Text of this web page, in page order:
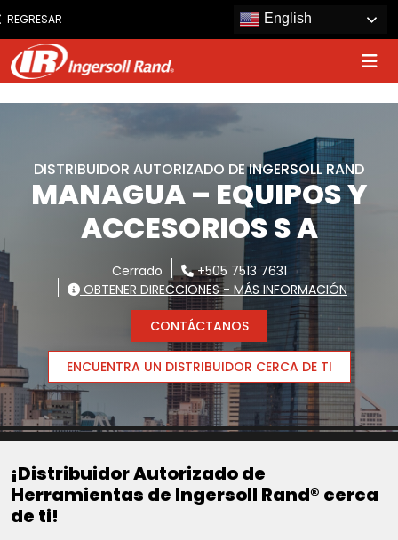
www.ingersollrand.com
Jump
content
REGRESAR English
DISTRIBUIDOR AUTORIZADO DE INGERSOLL RAND
MANAGUA – EQUIPOS Y
ACCESORIOS S A
Cerrado
+505 7513 7631
OBTENER DIRECCIONES - MÁS INFORMACIÓN
CONTÁCTANOS
ENCUENTRA UN DISTRIBUIDOR CERCA DE TI
¡Distribuidor Autorizado de
Herramientas de Ingersoll Rand® cerca
de ti!